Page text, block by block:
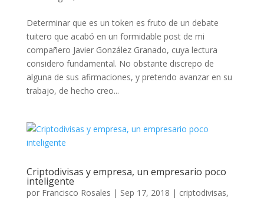
Determinar que es un token es fruto de un debate
tuitero que acabó en un formidable post de mi
compañero Javier González Granado, cuya lectura
considero fundamental. No obstante discrepo de
alguna de sus afirmaciones, y pretendo avanzar en su
trabajo, de hecho creo...
Criptodivisas y empresa, un empresario poco
inteligente
por Francisco Rosales | Sep 17, 2018 | criptodivisas,